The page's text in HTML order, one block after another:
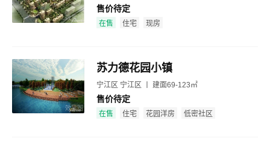
效果图
售价待定
在售 住宅 现房
效果图
苏力德花园小镇
宁江区 宁江区 丨 建面69-123㎡
售价待定
在售 住宅 花园洋房 低密社区